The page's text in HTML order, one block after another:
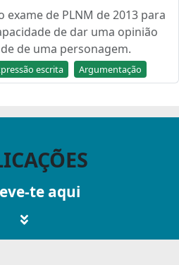
exame de PLNM de 2013 para
de dar uma opinião
de uma personagem.
escrita Argumentação
te aqui